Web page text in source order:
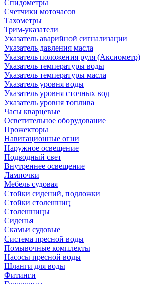
Спидометры
Счетчики моточасов
Тахометры
Трим-указатели
Указатель аварийной сигнализации
Указатель давления масла
Указатель положения руля (Аксиометр)
Указатель температуры воды
Указатель температуры масла
Указатель уровня воды
Указатель уровня сточных вод
Указатель уровня топлива
Часы кварцевые
Осветительное оборудование
Прожекторы
Навигационные огни
Наружное освещение
Подводный свет
Внутреннее освещение
Лампочки
Мебель судовая
Стойки сидений, подложки
Стойки столешниц
Столешницы
Сиденья
Скамьи судовые
Система пресной воды
Помывочные комплекты
Насосы пресной воды
Шланги для воды
Фитинги